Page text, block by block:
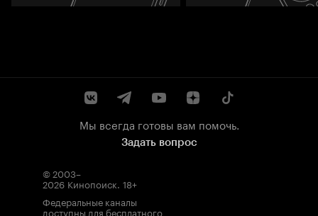
Мы всегда готовы вам помочь.
Задать вопрос
© 2003–
2026 Кинопоиск 18+
Федеральные каналы
доступны для бесплатного